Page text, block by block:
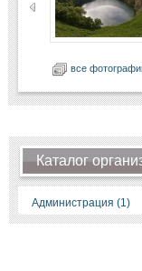
все
Каталог
Администрация (1)